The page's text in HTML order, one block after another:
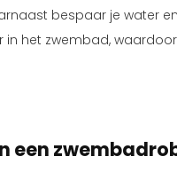
bespaar je water
het zwembad,
een